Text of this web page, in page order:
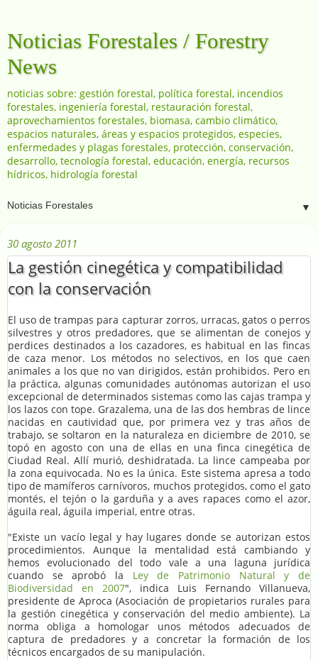
Noticias Forestales / Forestry
News
noticias sobre: gestión forestal, política forestal, incendios
forestales, ingeniería forestal, restauración forestal,
aprovechamientos forestales, biomasa, cambio climático,
espacios naturales, áreas y espacios protegidos, especies,
enfermedades y plagas forestales, protección, conservación,
desarrollo, tecnología forestal, educación, energía, recursos
hídricos, hidrología forestal
▼
30 agosto 2011
La gestión cinegética y compatibilidad
con la conservación
El uso de trampas para capturar zorros, urracas, gatos o perros
silvestres y otros predadores, que se alimentan de conejos y
perdices destinados a los cazadores, es habitual en las fincas
de caza menor. Los métodos no selectivos, en los que caen
animales a los que no van dirigidos, están prohibidos. Pero en
la práctica, algunas comunidades autónomas autorizan el uso
excepcional de determinados sistemas como las cajas trampa y
los lazos con tope. Grazalema, una de las dos hembras de lince
nacidas en cautividad que, por primera vez y tras años de
trabajo, se soltaron en la naturaleza en diciembre de 2010, se
topó en agosto con una de ellas en una finca cinegética de
Ciudad Real. Allí murió, deshidratada. La lince campeaba por
la zona equivocada. No es la única. Este sistema apresa a todo
tipo de mamíferos carnívoros, muchos protegidos, como el gato
montés, el tejón o la garduña y a aves rapaces como el azor,
águila real, águila imperial, entre otras.
"Existe un vacío legal y hay lugares donde se autorizan estos
procedimientos. Aunque la mentalidad está cambiando y
hemos evolucionado del todo vale a una laguna jurídica
cuando se aprobó la Ley de Patrimonio Natural y de
Biodiversidad en 2007", indica Luis Fernando Villanueva,
presidente de Aproca (Asociación de propietarios rurales para
la gestión cinegética y conservación del medio ambiente). La
norma obliga a homologar unos métodos adecuados de
captura de predadores y a concretar la formación de los
técnicos encargados de su manipulación.